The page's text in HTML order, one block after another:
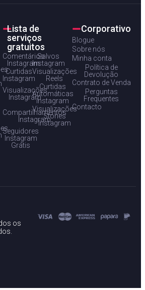
Lista de
serviços
gratuitos
Comentários
Instagram
Salvos
Instagram
Curtidas
Instagram
Visualizações
Reels
Visualizações
Instagram
Curtidas
Automáticas
Instagram
Compartilhamentos
Instagram
Visualizações
Stories
Instagram
Seguidores
Instagram
Grátis
Corporativo
Blogue
Sobre nós
Minha conta
Política de
Devolução
Contrato de Venda
Perguntas
Frequentes
Contacto
os